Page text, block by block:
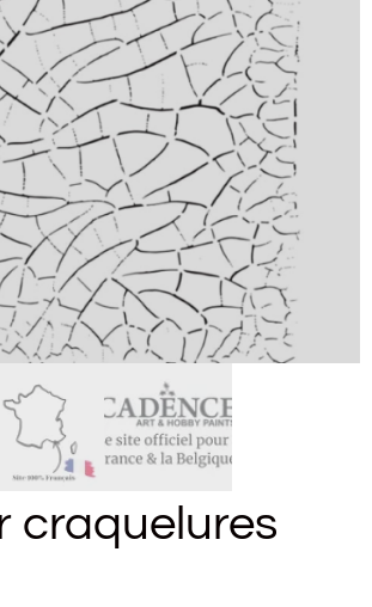
craquelures